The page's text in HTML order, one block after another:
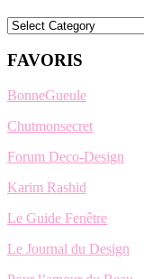
Categories
FAVORIS
BonneGueule
Chutmonsecret
Forum Deco-Design
Karim Rashid
Le Guide Fenêtre
Le Journal du Design